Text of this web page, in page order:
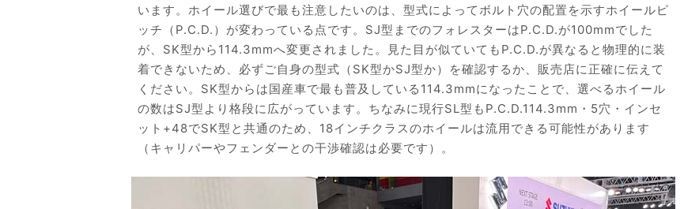
います。ホイール選びで最も注意したいのは、型式によってボルト穴の配置を示すホイールピ
ッチ（P.C.D.）が変わっている点です。SJ型までのフォレスターはP.C.D.が100mmでした
が、SK型から114.3mmへ変更されました。見た目が似ていてもP.C.D.が異なると物理的に装
着できないため、必ずご自身の型式（SK型かSJ型か）を確認するか、販売店に正確に伝えて
ください。SK型からは国産車で最も普及している114.3mmになったことで、選べるホイール
の数はSJ型より格段に広がっています。ちなみに現行SL型もP.C.D.114.3mm・5穴・インセ
ット+48でSK型と共通のため、18インチクラスのホイールは流用できる可能性があります
（キャリパーやフェンダーとの干渉確認は必要です）。